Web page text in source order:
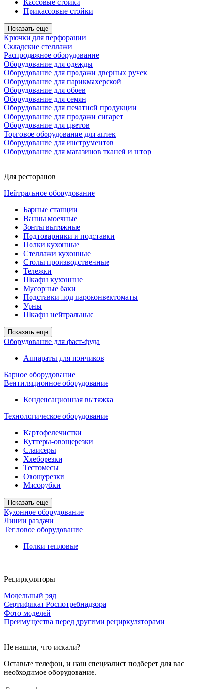
Кассовые стойки
Прикассовые стойки
Показать еще
Крючки для перфорации
Складские стеллажи
Распродажное оборудование
Оборудование для одежды
Оборудование для продажи дверных ручек
Оборудование для парикмахерской
Оборудование для обоев
Оборудование для семян
Оборудование для печатной продукции
Оборудование для продажи сигарет
Оборудование для цветов
Торговое оборудование для аптек
Оборудование для инструментов
Оборудование для магазинов тканей и штор
Для ресторанов
Нейтральное оборудование
Барные станции
Ванны моечные
Зонты вытяжные
Подтоварники и подставки
Полки кухонные
Стеллажи кухонные
Столы производственные
Тележки
Шкафы кухонные
Мусорные баки
Подставки под пароконвектоматы
Урны
Шкафы нейтральные
Показать еще
Оборудование для фаст-фуда
Аппараты для пончиков
Барное оборудование
Вентиляционное оборудование
Конденсационная вытяжка
Технологическое оборудование
Картофелечистки
Куттеры-овощерезки
Слайсеры
Хлеборезки
Тестомесы
Овощерезки
Мясорубки
Показать еще
Кухонное оборудование
Линии раздачи
Тепловое оборудование
Полки тепловые
Рециркуляторы
Модельный ряд
Сертификат Роспотребнадзора
Фото моделей
Преимущества перед другими рециркуляторами
Не нашли, что искали?
Оставьте телефон, и наш специалист подберет для вас
необходимое оборудование.